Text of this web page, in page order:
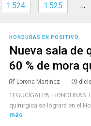
1.524 1.525 …
HONDURAS EN POSITIVO
Nueva sala de
60 % de mora
Lorena Martinez
TEGUCIGALPA,
quirurgica se logrará en el
más